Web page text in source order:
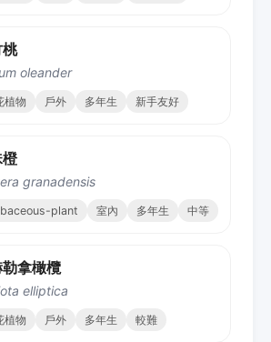
oleander
植物 戶外 多年生 新手友好
granadensis
plant 室內 多年生 中等
拿橄欖
elliptica
植物 戶外 多年生 較難